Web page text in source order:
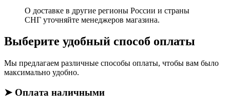
О доставке в другие регионы России и страны
СНГ уточняйте менеджеров магазина.
Выберите удобный способ оплаты
Мы предлагаем различные способы оплаты, чтобы вам было
максимально удобно.
➤ Оплата наличными